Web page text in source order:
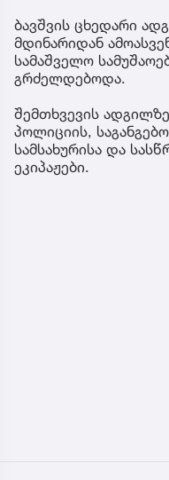
ბავშვის ცხედარი
მდინარიდან
სამაშველო
გრძელდებოდა.
შემთხვევის
პოლიციის,
სამსახურისა და
ეკიპაჟები.